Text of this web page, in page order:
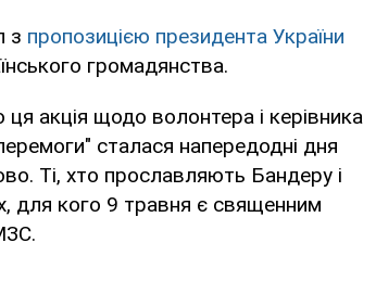
з пропозицією президента України
громадянства.
акція щодо волонтера і керівника
сталася напередодні дня
Ті, хто прославляють Бандеру і
для кого 9 травня є священним